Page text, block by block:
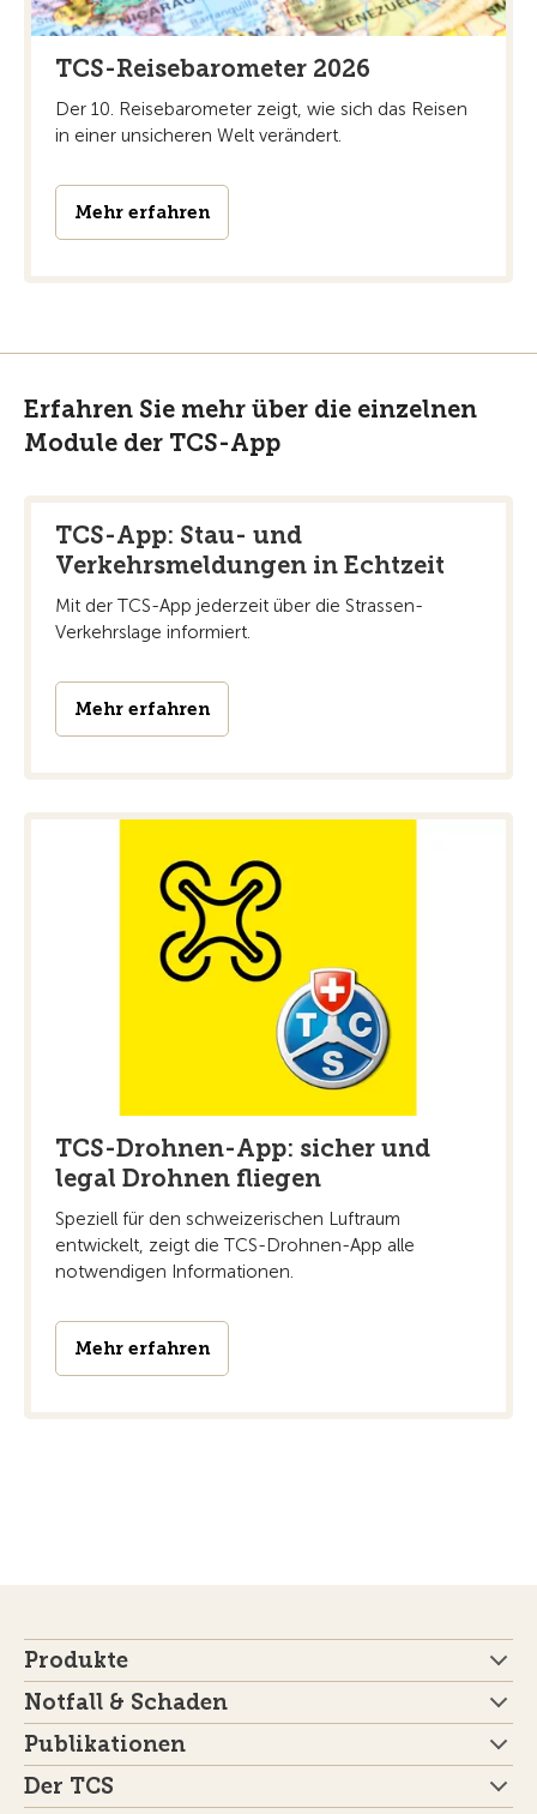
TCS-Reisebarometer 2026
Der 10. Reisebarometer zeigt, wie sich das Reisen
in einer unsicheren Welt verändert.
Mehr erfahren
Erfahren Sie mehr über die einzelnen
Module der TCS-App
TCS-App: Stau- und
Verkehrsmeldungen in Echtzeit
Mit der TCS-App jederzeit über die Strassen-
Verkehrslage informiert.
Mehr erfahren
TCS-Drohnen-App: sicher und
legal Drohnen fliegen
Speziell für den schweizerischen Luftraum
entwickelt, zeigt die TCS-Drohnen-App alle
notwendigen Informationen.
Mehr erfahren
Produkte
Notfall & Schaden
Publikationen
Der TCS